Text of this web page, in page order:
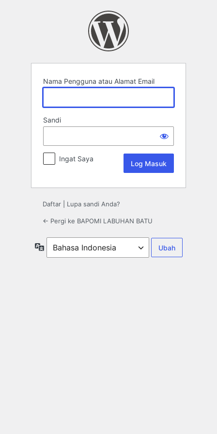
Nama Pengguna atau Alamat Email
Sandi
Ingat Saya
Daftar Lupa sandi Anda?
← Pergi ke BAPOMI LABUHAN BATU
Bahasa